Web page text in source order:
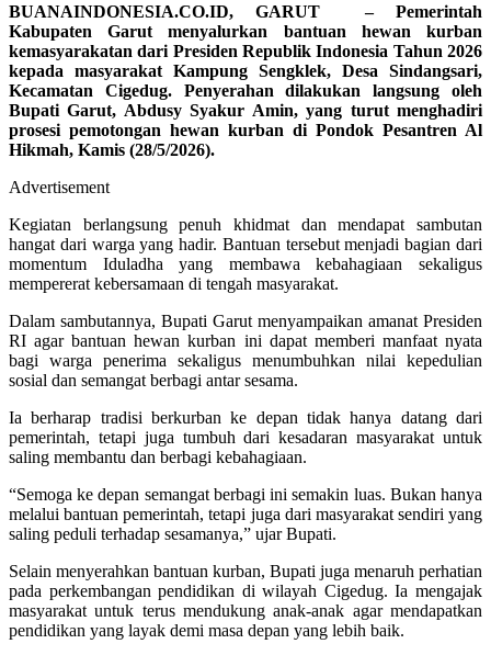
BUANAINDONESIA.CO.ID, GARUT – Pemerintah
Kabupaten Garut menyalurkan bantuan hewan kurban
kemasyarakatan dari Presiden Republik Indonesia Tahun 2026
kepada masyarakat Kampung Sengklek, Desa Sindangsari,
Kecamatan Cigedug. Penyerahan dilakukan langsung oleh
Bupati Garut, Abdusy Syakur Amin, yang turut menghadiri
prosesi pemotongan hewan kurban di Pondok Pesantren Al
Hikmah, Kamis (28/5/2026).
Advertisement
Kegiatan berlangsung penuh khidmat dan mendapat sambutan
hangat dari warga yang hadir. Bantuan tersebut menjadi bagian dari
momentum Iduladha yang membawa kebahagiaan sekaligus
mempererat kebersamaan di tengah masyarakat.
Dalam sambutannya, Bupati Garut menyampaikan amanat Presiden
RI agar bantuan hewan kurban ini dapat memberi manfaat nyata
bagi warga penerima sekaligus menumbuhkan nilai kepedulian
sosial dan semangat berbagi antar sesama.
Ia berharap tradisi berkurban ke depan tidak hanya datang dari
pemerintah, tetapi juga tumbuh dari kesadaran masyarakat untuk
saling membantu dan berbagi kebahagiaan.
“Semoga ke depan semangat berbagi ini semakin luas. Bukan hanya
melalui bantuan pemerintah, tetapi juga dari masyarakat sendiri yang
saling peduli terhadap sesamanya,” ujar Bupati.
Selain menyerahkan bantuan kurban, Bupati juga menaruh perhatian
pada perkembangan pendidikan di wilayah Cigedug. Ia mengajak
masyarakat untuk terus mendukung anak-anak agar mendapatkan
pendidikan yang layak demi masa depan yang lebih baik.